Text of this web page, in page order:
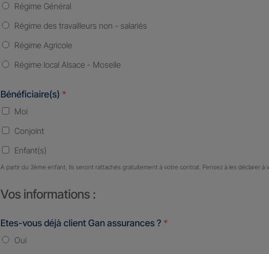
Régime Général
Régime des travailleurs non - salariés
Régime Agricole
Régime local Alsace - Moselle
Bénéficiaire(s) *
Moi
Conjoint
Enfant(s)
A partir du 3ème enfant, Ils seront rattachés gratuitement à votre contrat. Pensez à les déclarer à
Vos informations :
Etes-vous déjà client Gan assurances ? *
Oui